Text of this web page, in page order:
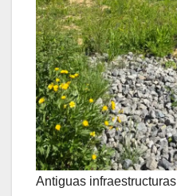
Antiguas infraestructuras